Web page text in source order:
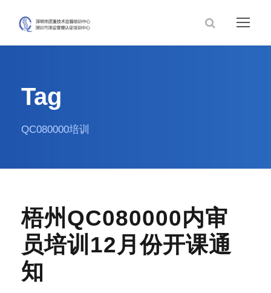
Tag
QC080000培训
梧州QC080000内审
员培训12月份开课通
知